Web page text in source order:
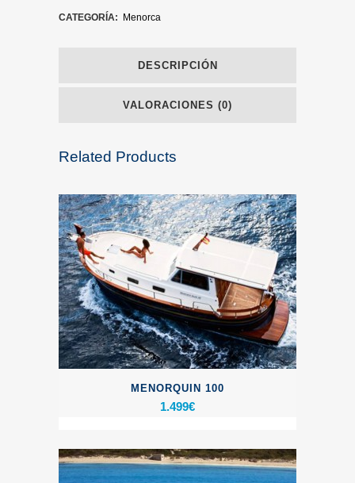
CATEGORÍA: Menorca
DESCRIPCIÓN
VALORACIONES (0)
Related Products
MENORQUIN 100
1.499€